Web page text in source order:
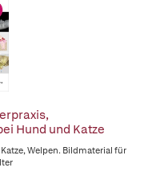
Hund und Katze
Welpen. Bildmaterial für